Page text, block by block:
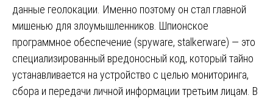
данные геолокации. Именно поэтому он стал главной
мишенью для злоумышленников. Шпионское
программное обеспечение (spyware, stalkerware) — это
специализированный вредоносный код, который тайно
устанавливается на устройство с целью мониторинга,
сбора и передачи личной информации третьим лицам. В